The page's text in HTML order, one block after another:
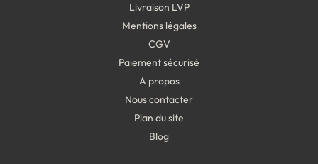
Livraison LVP
Mentions légales
CGV
Paiement sécurisé
A propos
Nous contacter
Plan du site
Blog